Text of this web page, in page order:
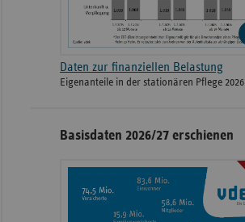
Daten zur finanziellen Belastung
Eigenanteile in der stationären Pflege 2026
Basisdaten 2026/27 erschienen